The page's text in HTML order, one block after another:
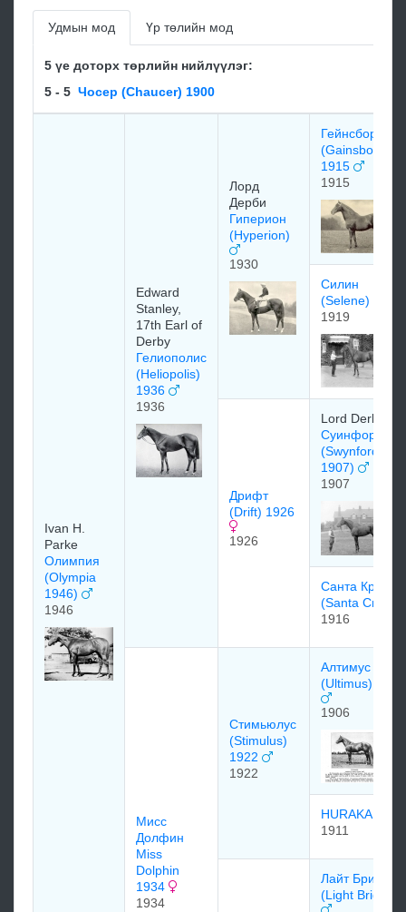
Удмын мод Үр төлийн мод
5 үе доторх төрлийн нийлүүлэг:
5 - 5 Чосер (Chaucer) 1900
Ivan H.
Parke
Олимпия
(Olympia
1946)
1946
Edward
Stanley,
17th Earl of
Derby
Гелиополис
(Heliopolis)
1936
1936
Лоpд
Дepби
Гиперион
(Hyperion)
1930
Гейнсборо
(Gainsborough
1915
1915
Силин
(Selene)
1919
Дрифт
(Drift) 1926
1926
Lord Derby
Суинфорд
(Swynford
1907)
1907
Санта Круз
(Santa Cruz)
1916
Мисс
Долфин
Miss
Dolphin
1934
1934
Стимьюлус
(Stimulus)
1922
1922
Алтимус
(Ultimus) 1906
1906
HURAKAN
1911
Лайт Бригэйд
(Light Brigade)